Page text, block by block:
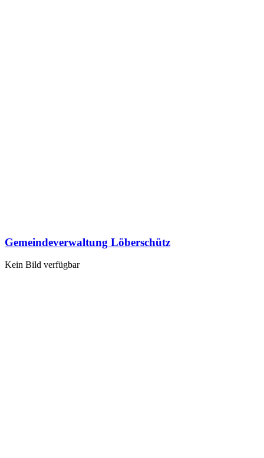
Gemeindeverwaltung Löberschütz
Kein Bild verfügbar